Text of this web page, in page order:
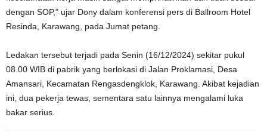
dengan SOP,” ujar Dony dalam konferensi pers di Ballroom Hotel
Resinda, Karawang, pada Jumat petang.
Ledakan tersebut terjadi pada Senin (16/12/2024) sekitar pukul
08.00 WIB di pabrik yang berlokasi di Jalan Proklamasi, Desa
Amansari, Kecamatan Rengasdengklok, Karawang. Akibat kejadian
ini, dua pekerja tewas, sementara satu lainnya mengalami luka
bakar serius.